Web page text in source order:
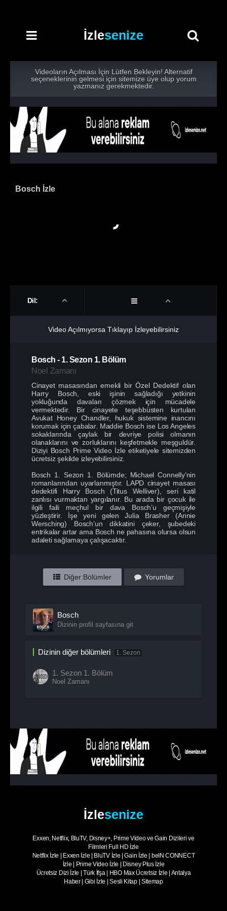
İzlesenize
Videoların Açılması İçin Lütfen Bekleyin! Alternatif
seçeneklerinin gelmesi için sitemize üye olup yorum
yazmanız gerekmektedir.
Bosch İzle
Dil:
Video Açılmıyorsa Tıklayıp İzleyebilirsiniz
Bosch - 1. Sezon 1. Bölüm
Noel Zamanı
Cinayet masasından emekli bir Özel Dedektif olan
Harry Bosch, eski işinin sağladığı yetkinin
yokluğunda davaları çözmek için mücadele
vermektedir. Bir cinayete teşebbüsten kurtulan
Avukat Honey Chandler, hukuk sistemine inancını
korumak için çabalar. Maddie Bosch ise Los Angeles
sokaklarında çaylak bir devriye polisi olmanın
olanaklarını ve zorluklarını keşfetmekle meşguldür.
Diziyi Bosch Prime Video İzle etiketiyele sitemizden
ücretsiz şekilde izleyebilirsiniz.
Bosch 1. Sezon 1. Bölümde; Michael Connelly’nin
romanlarından uyarlanmıştır. LAPD cinayet masası
dedektifi Harry Bosch (Titus Welliver), seri katil
zanlısı vurmaktan yargılanır. Bu arada bir çocuk ile
ilgili faili meçhul bir dava Bosch’u geçmişiyle
yüzleştirir. İşe yeni gelen Julia Brasher (Annie
Wersching) Bosch’un dikkatini çeker, şubedeki
entrikalar artar ama Bosch ne pahasına olursa olsun
adaleti sağlamaya çalışacaktır.
Diğer Bölümler Yorumlar
Bosch
Dizinin profil sayfasına git
Dizinin diğer bölümleri 1. Sezon
1. Sezon 1. Bölüm
Noel Zamanı
İzlesenize
Exxen, Netflix, BluTV, Disney+, Prime Video ve Gain Dizileri ve
Filmleri Full HD İzle
Netflix İzle | Exxen İzle | BluTV İzle |Gain İzle | beIN CONNECT
İzle | Prime Video İzle | Disney Plus İzle
Ücretsiz Dizi İzle |Türk İfşa | HBO Max Ücretsiz İzle | Antalya
Haber| Gibi İzle |Sesli Kitap| Sitemap